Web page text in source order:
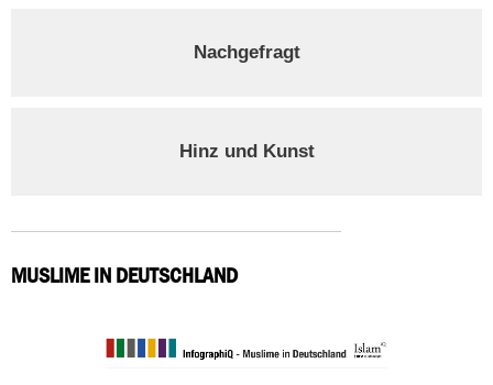
Nachgefragt
Hinz und Kunst
MUSLIME IN DEUTSCHLAND